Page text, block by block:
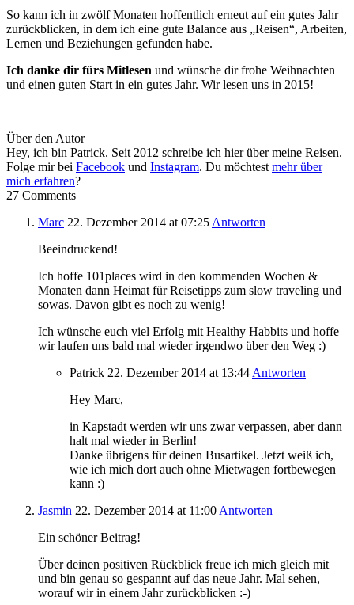
So kann ich in zwölf Monaten hoffentlich erneut auf ein gutes Jahr
zurückblicken, in dem ich eine gute Balance aus „Reisen“, Arbeiten,
Lernen und Beziehungen gefunden habe.
Ich danke dir fürs Mitlesen und wünsche dir frohe Weihnachten
und einen guten Start in ein gutes Jahr. Wir lesen uns in 2015!
Über den Autor
Hey, ich bin Patrick. Seit 2012 schreibe ich hier über meine Reisen.
Folge mir bei Facebook und Instagram. Du möchtest mehr über
mich erfahren?
27 Comments
Marc 22. Dezember 2014 at 07:25 Antworten
Beeindruckend!
Ich hoffe 101places wird in den kommenden Wochen &
Monaten dann Heimat für Reisetipps zum slow traveling und
sowas. Davon gibt es noch zu wenig!
Ich wünsche euch viel Erfolg mit Healthy Habbits und hoffe
wir laufen uns bald mal wieder irgendwo über den Weg :)
Patrick 22. Dezember 2014 at 13:44 Antworten
Hey Marc,
in Kapstadt werden wir uns zwar verpassen, aber dann
halt mal wieder in Berlin!
Danke übrigens für deinen Busartikel. Jetzt weiß ich,
wie ich mich dort auch ohne Mietwagen fortbewegen
kann :)
Jasmin 22. Dezember 2014 at 11:00 Antworten
Ein schöner Beitrag!
Über deinen positiven Rückblick freue ich mich gleich mit
und bin genau so gespannt auf das neue Jahr. Mal sehen,
worauf wir in einem Jahr zurückblicken :-)